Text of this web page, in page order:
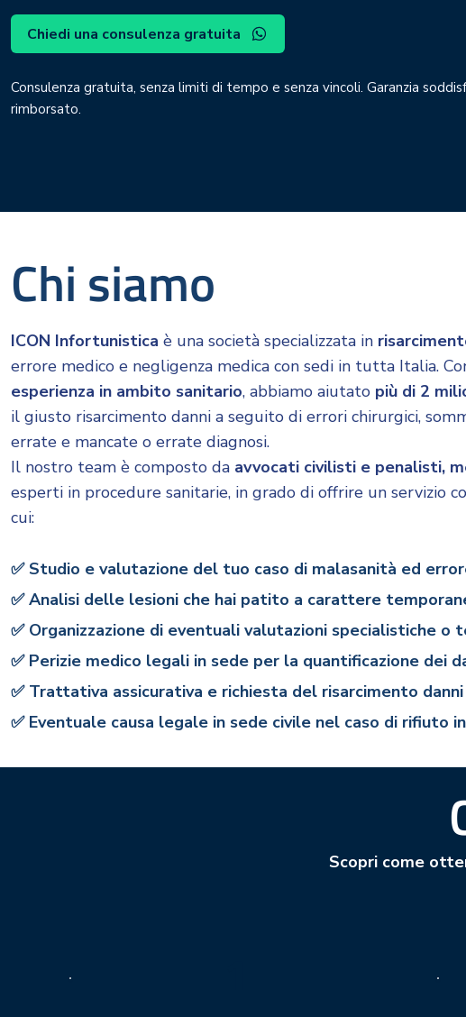
Chiedi una consulenza gratuita
Consulenza gratuita, senza limiti di tempo e senza vincoli. Garanzia
rimborsato.
Chi siamo
ICON Infortunistica è una società specializzata in
errore medico e negligenza medica con sedi in tutta Italia.
esperienza in ambito sanitario, abbiamo aiutato più di 2
il giusto risarcimento danni a seguito di errori chirurgici,
errate e mancate o errate diagnosi.
Il nostro team è composto da avvocati civilisti e penalisti,
esperti in procedure sanitarie, in grado di offrire un servizio
cui:
✅ Studio e valutazione del tuo caso di malasanità ed
✅ Analisi delle lesioni che hai patito a carattere
✅ Organizzazione di eventuali valutazioni specialistiche
✅ Perizie medico legali in sede per la quantificazione dei
✅ Trattativa assicurativa e richiesta del risarcimento
✅ Eventuale causa legale in sede civile nel caso di rifiuto
Scopri come